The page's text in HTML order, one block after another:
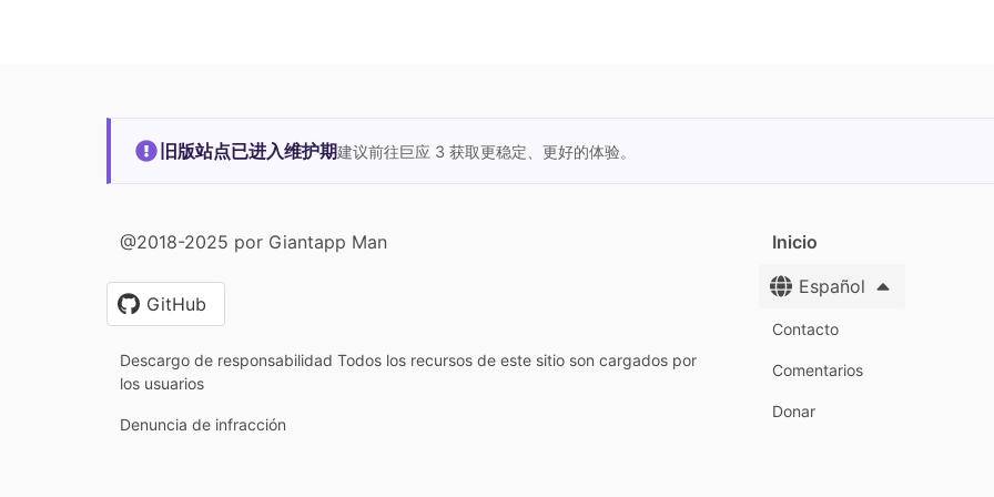
旧版站点已进入维护期建议前往巨应 3 获取更稳定、更好的体验。
@2018-2025 por Giantapp Man
GitHub
Descargo de responsabilidad Todos los recursos de este sitio son cargados por
los usuarios
Denuncia de infracción
Inicio
Español
Contacto
Comentarios
Donar